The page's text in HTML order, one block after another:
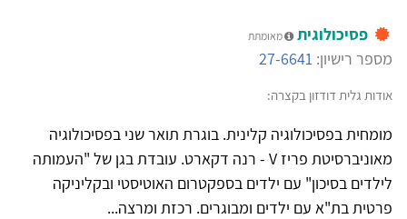
פסיכולוגית מאומתת
מספר רישיון: 27-6641
אודות גלית דודזון בקצרה:
מומחית בפסיכולוגיה קלינית. בוגרת תואר שני בפסיכולוגיה
מאוניברסיטת פריז V - רנה דקארט. עובדת בגן של "העמותה
לילדים בסיכון" עם ילדים בספקטרום האוטיסטי ובקליניקה
פרטית בת"א עם ילדים ומבוגרים. רכזת ומרצה...